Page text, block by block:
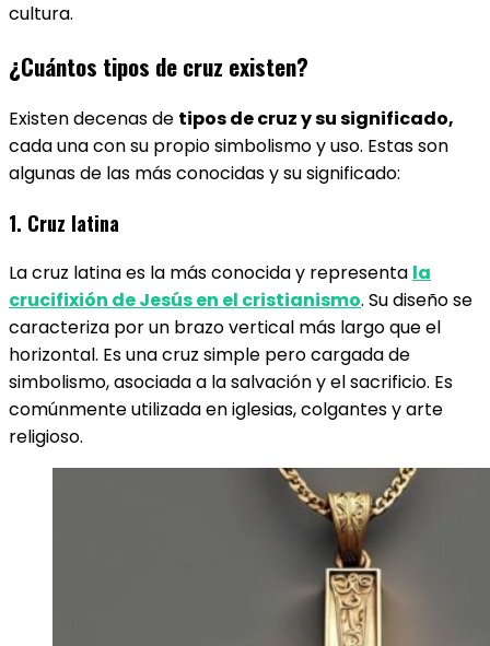
cultura.
¿Cuántos tipos de cruz existen?
Existen decenas de tipos de cruz y su significado,
cada una con su propio simbolismo y uso. Estas son
algunas de las más conocidas y su significado:
1. Cruz latina
La cruz latina es la más conocida y representa la
crucifixión de Jesús en el cristianismo. Su diseño se
caracteriza por un brazo vertical más largo que el
horizontal. Es una cruz simple pero cargada de
simbolismo, asociada a la salvación y el sacrificio. Es
comúnmente utilizada en iglesias, colgantes y arte
religioso.